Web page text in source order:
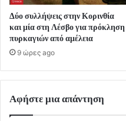
Δύο συλλήψεις στην Κορινθία
και μία στη Λέσβο για πρόκληση
πυρκαγιών από αμέλεια
9 ώρες ago
Αφήστε μια απάντηση